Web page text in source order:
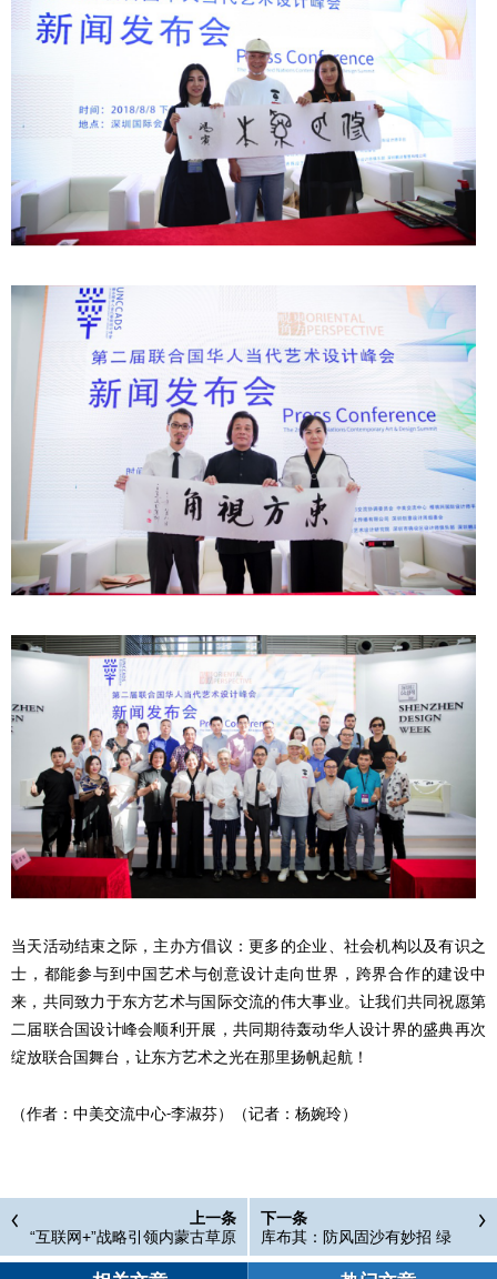
当天活动结束之际，主办方倡议：更多的企业、社会机构以及有识之
士，都能参与到中国艺术与创意设计走向世界，跨界合作的建设中
来，共同致力于东方艺术与国际交流的伟大事业。让我们共同祝愿第
二届联合国设计峰会顺利开展，共同期待轰动华人设计界的盛典再次
绽放联合国舞台，让东方艺术之光在那里扬帆起航！
（作者：中美交流中心-李淑芬）（记者：杨婉玲）
上一条
“互联网+”战略引领内蒙古草原
畜牧业走向新时代
下一条
库布其：防风固沙有妙招 绿
色“精灵”开财源